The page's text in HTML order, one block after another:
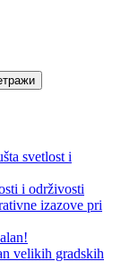
svetlost i
i održivosti
izazove pri
velikih gradskih